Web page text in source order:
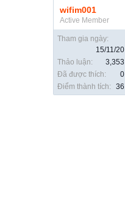
wifim001
Active Member
Tham gia ngày:
15/11/20
Thảo luận:
3,353
Đã được thích:
0
Điểm thành tích:
36